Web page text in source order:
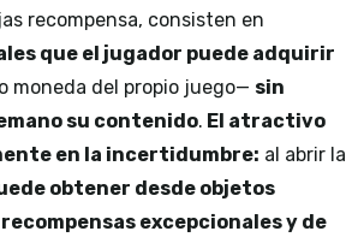
recompensa, consisten en
que el jugador puede adquirir
moneda del propio juego— sin
su contenido. El atractivo
en la incertidumbre: al abrir la
obtener desde objetos
excepcionales y de